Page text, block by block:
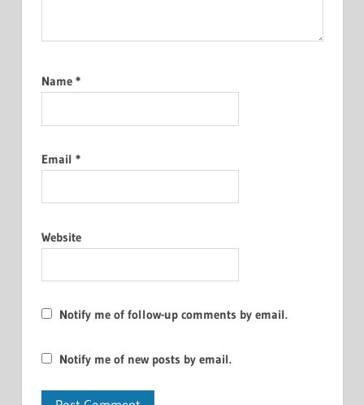
Name *
Email *
Website
Notify me of follow-up comments by email.
Notify me of new posts by email.